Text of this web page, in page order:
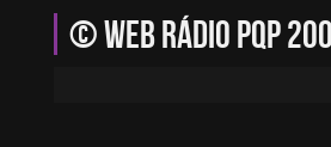
© Web Rádio PQP